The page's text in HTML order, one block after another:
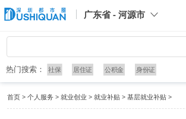
广东省 - 河源市
热门搜索： 社保 居住证 公积金 身份证
首页 > 个人服务 > 就业创业 > 就业补贴 > 基层就业补贴 >